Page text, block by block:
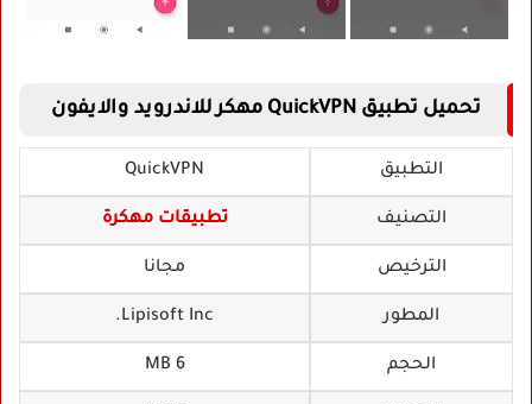
تحميل تطبيق QuickVPN مهكر للاندرويد والايفون
التطبيق QuickVPN
التصنيف تطبيقات مهكرة
الترخيص مجانا
المطور Lipisoft Inc.‏
الحجم 6 MB